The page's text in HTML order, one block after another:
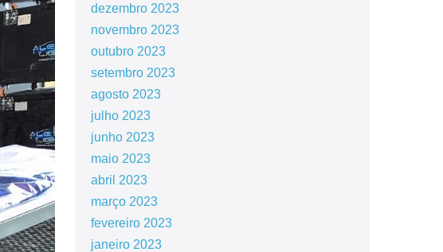
dezembro 2023
novembro 2023
outubro 2023
setembro 2023
agosto 2023
julho 2023
junho 2023
maio 2023
abril 2023
março 2023
fevereiro 2023
janeiro 2023